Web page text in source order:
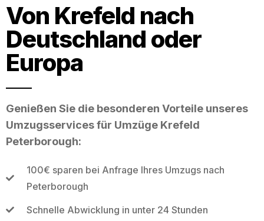
Von Krefeld nach
Deutschland oder
Europa
Genießen Sie die besonderen Vorteile unseres
Umzugsservices für Umzüge Krefeld
Peterborough:
100€ sparen bei Anfrage Ihres Umzugs nach
Peterborough
Schnelle Abwicklung in unter 24 Stunden